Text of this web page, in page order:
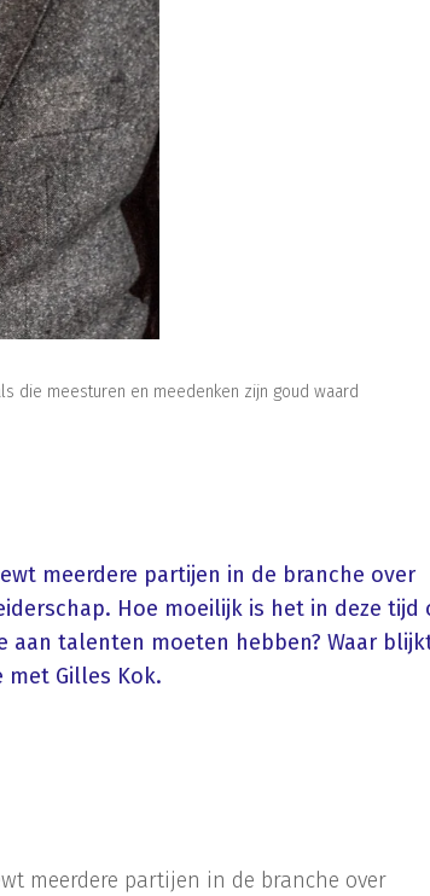
die meesturen en meedenken zijn goud waard
meerdere partijen in de branche over
Hoe moeilijk is het in deze tijd
aan talenten moeten hebben? Waar
met Gilles Kok.
meerdere partijen in de branche over